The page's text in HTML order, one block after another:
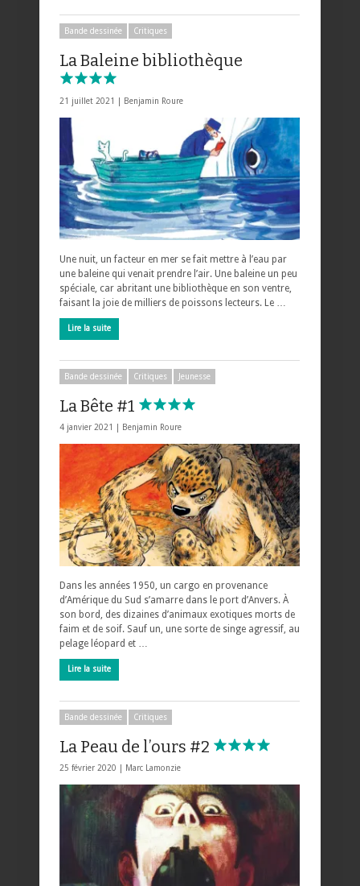
Bande dessinée Critiques
La Baleine bibliothèque
21 juillet 2021 | Benjamin Roure
Une nuit, un facteur en mer se fait mettre à l’eau par
une baleine qui venait prendre l’air. Une baleine un peu
spéciale, car abritant une bibliothèque en son ventre,
faisant la joie de milliers de poissons lecteurs. Le …
Lire la suite
Bande dessinée Critiques Jeunesse
La Bête #1
4 janvier 2021 | Benjamin Roure
Dans les années 1950, un cargo en provenance
d’Amérique du Sud s’amarre dans le port d’Anvers. À
son bord, des dizaines d’animaux exotiques morts de
faim et de soif. Sauf un, une sorte de singe agressif, au
pelage léopard et …
Lire la suite
Bande dessinée Critiques
La Peau de l’ours #2
25 février 2020 | Marc Lamonzie